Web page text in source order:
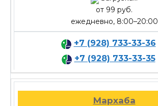
от 99 руб.
ежедневно, 8:00–20:00
+7 (928) 733-33-36
+7 (928) 733-33-35
Мархаба